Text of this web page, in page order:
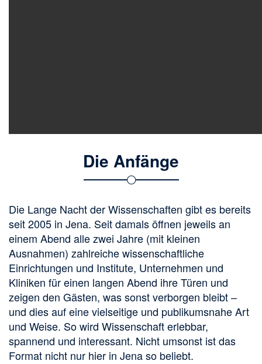
Die Anfänge
Die Lange Nacht der Wissenschaften gibt es bereits
seit 2005 in Jena. Seit damals öffnen jeweils an
einem Abend alle zwei Jahre (mit kleinen
Ausnahmen) zahlreiche wissenschaftliche
Einrichtungen und Institute, Unternehmen und
Kliniken für einen langen Abend ihre Türen und
zeigen den Gästen, was sonst verborgen bleibt –
und dies auf eine vielseitige und publikumsnahe Art
und Weise. So wird Wissenschaft erlebbar,
spannend und interessant. Nicht umsonst ist das
Format nicht nur hier in Jena so beliebt.